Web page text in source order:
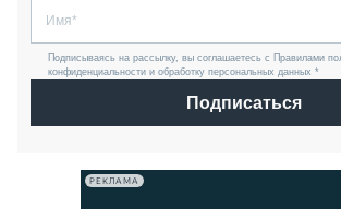
Подписываясь на рассылку, вы соглашаетесь с Правилами
конфиденциальности и обработку персональных данных *
Подписаться
РЕКЛАМА